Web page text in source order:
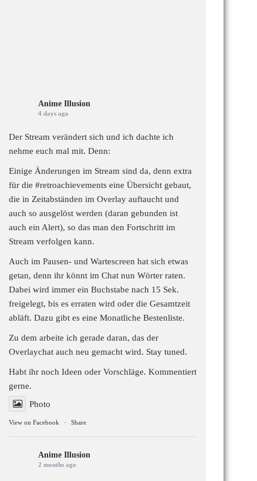
Anime Illusion
4 days ago
Der Stream verändert sich und ich dachte ich
nehme euch mal mit. Denn:
Einige Änderungen im Stream sind da, denn extra
für die #retroachievements eine Übersicht gebaut,
die in Zeitabständen im Overlay auftaucht und
auch so ausgelöst werden (daran gebunden ist
auch ein Alert), so das man den Fortschritt im
Stream verfolgen kann.
Auch im Pausen- und Wartescreen hat sich etwas
getan, denn ihr könnt im Chat nun Wörter raten.
Dabei wird immer ein Buchstabe nach 15 Sek.
freigelegt, bis es erraten wird oder die Gesamtzeit
abläft. Dazu gibt es eine Monatliche Bestenliste.
Zu dem arbeite ich gerade daran, das der
Overlaychat auch neu gemacht wird. Stay tuned.
Habt ihr noch Ideen oder Vorschläge. Kommentiert
gerne.
Photo
View on Facebook · Share
Anime Illusion
2 months ago